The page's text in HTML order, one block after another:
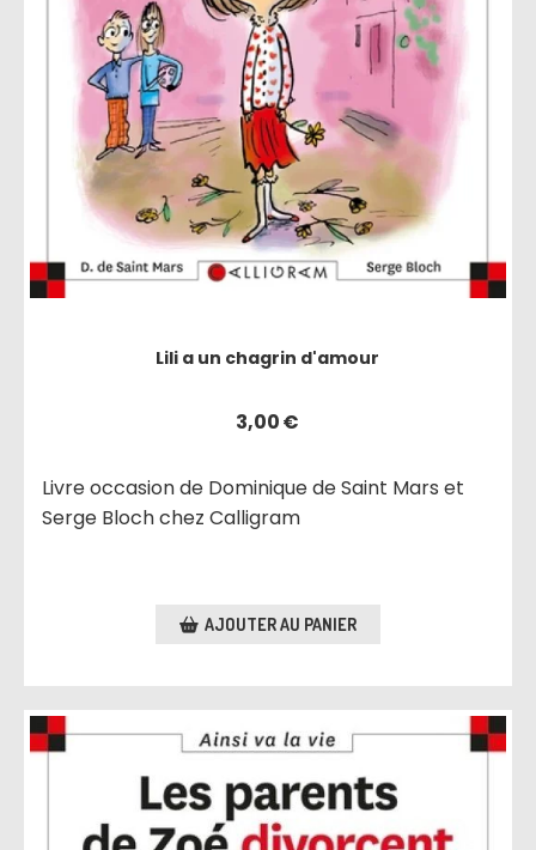
Lili a un chagrin d'amour
3,00€
Livre occasion de Dominique de Saint Mars et
Serge Bloch chez Calligram
AJOUTER AU PANIER